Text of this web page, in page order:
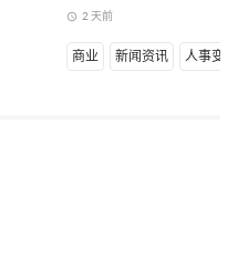
access_time 2 天前
商业 新闻资讯 人事变动